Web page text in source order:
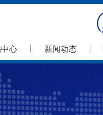
心 新闻动态